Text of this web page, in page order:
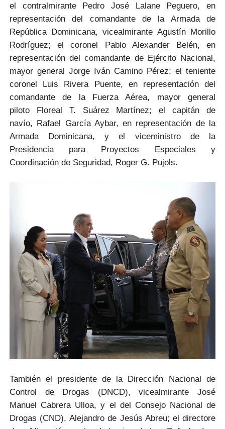
el contralmirante Pedro José Lalane Peguero, en
representación del comandante de la Armada de
República Dominicana, vicealmiranteAgustín Morillo
Rodríguez; el coronel Pablo Alexander Belén, en
representación del comandante de Ejército Nacional,
mayor general Jorge Iván Camino Pérez; el teniente
coronel Luis Rivera Puente, en representación del
comandante de la Fuerza Aérea, mayor general
piloto Floreal T. Suárez Martínez; el capitán de
navío, Rafael García Aybar, en representación de la
Armada Dominicana, y el viceministro de la
Presidencia para Proyectos Especiales y
Coordinación de Seguridad, Roger G. Pujols.
También el presidente de la Dirección Nacional de
Control de Drogas (DNCD), vicealmiranteJosé
Manuel Cabrera Ulloa, y el del Consejo Nacional de
Drogas (CND),Alejandro de Jesús Abreu; el directore